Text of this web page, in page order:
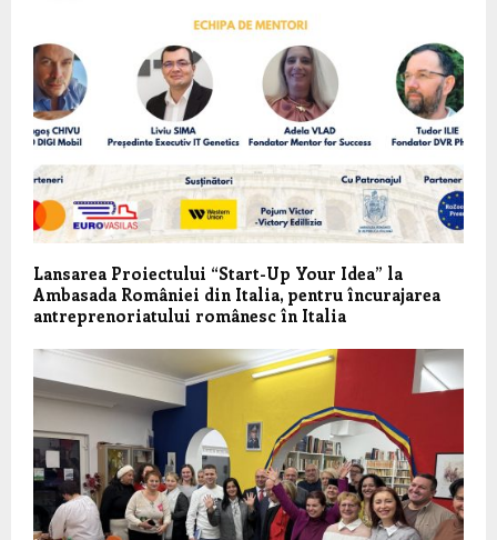
Lansarea Proiectului “Start-Up Your Idea” la
Ambasada României din Italia, pentru încurajarea
antreprenoriatului românesc în Italia